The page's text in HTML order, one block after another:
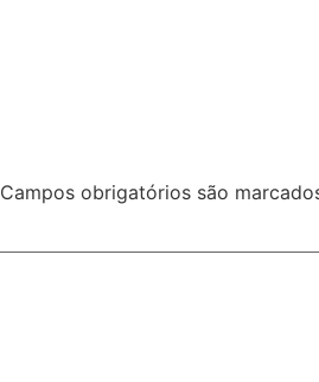
Campos obrigatórios são